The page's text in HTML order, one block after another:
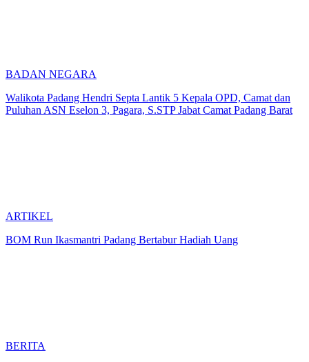
BADAN NEGARA
Walikota Padang Hendri Septa Lantik 5 Kepala OPD, Camat dan
Puluhan ASN Eselon 3, Pagara, S.STP Jabat Camat Padang Barat
ARTIKEL
BOM Run Ikasmantri Padang Bertabur Hadiah Uang
BERITA